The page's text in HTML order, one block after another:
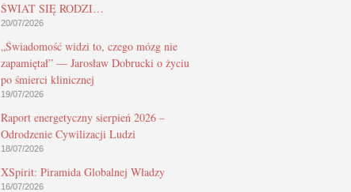
ŚWIAT SIĘ RODZI…
20/07/2026
„Świadomość widzi to, czego mózg nie
zapamiętał” — Jarosław Dobrucki o życiu
po śmierci klinicznej
19/07/2026
Raport energetyczny sierpień 2026 –
Odrodzenie Cywilizacji Ludzi
18/07/2026
XSpirit: Piramida Globalnej Władzy
16/07/2026